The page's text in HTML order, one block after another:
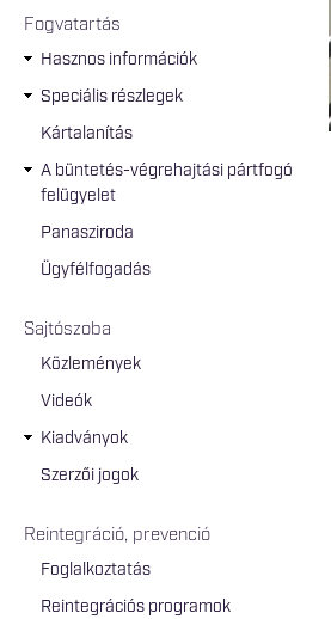
Fogvatartás
Hasznos információk
Speciális részlegek
Kártalanítás
A büntetés-végrehajtási pártfogó
felügyelet
Panasziroda
Ügyfélfogadás
Sajtószoba
Közlemények
Videók
Kiadványok
Szerzői jogok
Reintegráció, prevenció
Foglalkoztatás
Reintegrációs programok